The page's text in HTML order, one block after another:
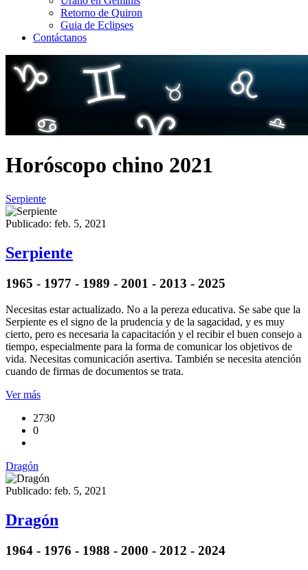
Retorno de Quiron
Guia de Eclipses
Contáctanos
Horóscopo chino 2021
Serpiente
Publicado: feb. 5, 2021
Serpiente
1965 - 1977 - 1989 - 2001 - 2013 - 2025
Necesitas estar actualizado. No a la pereza educativa. Se sabe que la
Serpiente es el signo de la prudencia y de la sagacidad, y es muy
cierto, pero es necesaria la capacitación y el recibir el buen consejo a
tiempo, especialmente para la forma de comunicar los objetivos de
vida. Necesitas comunicación asertiva. También se necesita atención
cuando de firmas de documentos se trata.
Ver más
2730
0
Dragón
Publicado: feb. 5, 2021
Dragón
1964 - 1976 - 1988 - 2000 - 2012 - 2024